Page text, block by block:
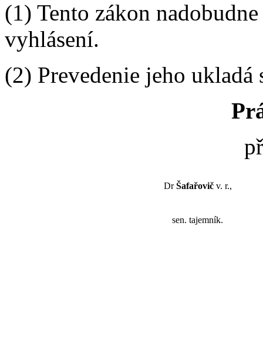
(1) Tento zákon
vyhlásení.
(2) Prevedenie jeho
DrŠafařovičv. r.,
sen. tajemník.